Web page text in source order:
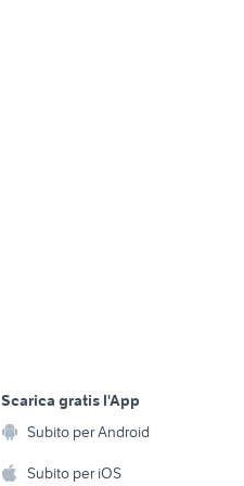
Biciclette
Scarica gratis l'App
Subito per Android
Subito per iOS